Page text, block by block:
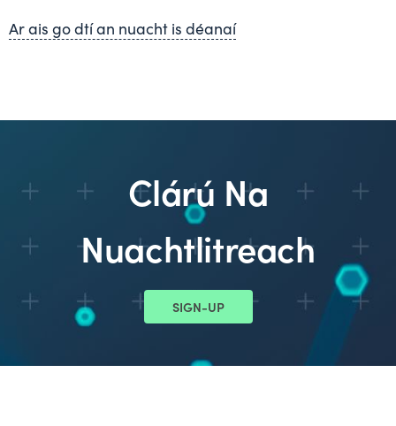
Ar ais go dtí an nuacht is déanaí
Clárú Na
Nuachtlitreach
SIGN-UP